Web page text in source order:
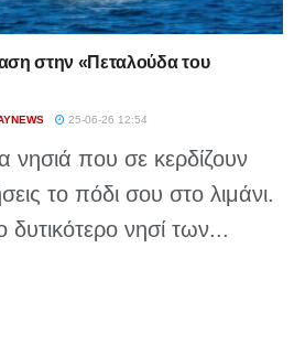
στην «Πεταλούδα του
25-06-26 12:54
νησιά που σε κερδίζουν
το πόδι σου στο λιμάνι.
νησί των...